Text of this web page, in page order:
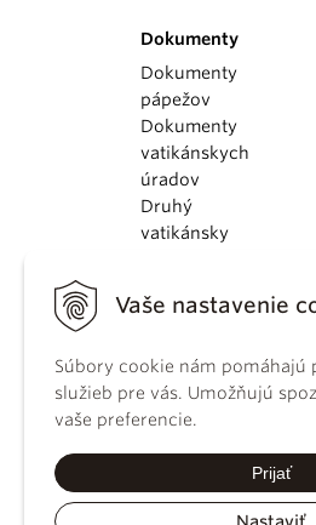
Vaše nastavenie
Súbory cookie nám pomáhajú
služieb pre vás. Umožňujú
vaše preferencie.
Prijať
Dokumenty
Dokumenty
pápežov
Dokumenty
vatikánskych
úradov
Druhý
vatikánsky
KBS
kánonického
práva
Katechizmus